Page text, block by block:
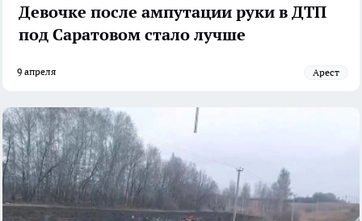
Девочке после ампутации руки в ДТП
под Саратовом стало лучше
9 апреля арест